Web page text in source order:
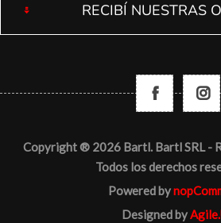
RECIBÍ NUESTRAS
Copyright ® 2026 Bartl. Bartl SRL -
Todos los derechos
Powered by
Designed by